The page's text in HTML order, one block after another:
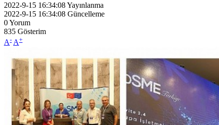
2022-9-15 16:34:08Yayınlanma
2022-9-15 16:34:08 Güncelleme
0Yorum
835 Gösterim
A- A+